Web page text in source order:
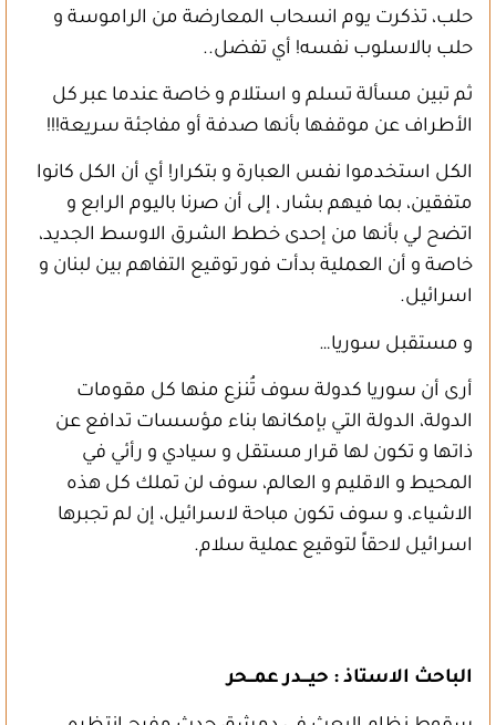
حلب، تذكرت يوم انسحاب المعارضة من الراموسة و
حلب بالاسلوب نفسه! أي تفضل..
ثم تبين مسألة تسلم و استلام و خاصة عندما عبر كل
الأطراف عن موقفها بأنها صدفة أو مفاجئة سريعة!!!
الكل استخدموا نفس العبارة و بتكرار! أي أن الكل كانوا
متفقين، بما فيهم بشار ، إلى أن صرنا باليوم الرابع و
اتضح لي بأنها من إحدى خطط الشرق الاوسط الجديد،
خاصة و أن العملية بدأت فور توقيع التفاهم بين لبنان و
اسرائيل.
و مستقبل سوريا…
أرى أن سوريا كدولة سوف تُنزع منها كل مقومات
الدولة، الدولة التي بإمكانها بناء مؤسسات تدافع عن
ذاتها و تكون لها قرار مستقل و سيادي و رأئي في
المحيط و الاقليم و العالم، سوف لن تملك كل هذه
الاشياء، و سوف تكون مباحة لاسرائيل، إن لم تجبرها
اسرائيل لاحقاً لتوقيع عملية سلام.
الباحث الاستاذ : حيـــدر عمــحر